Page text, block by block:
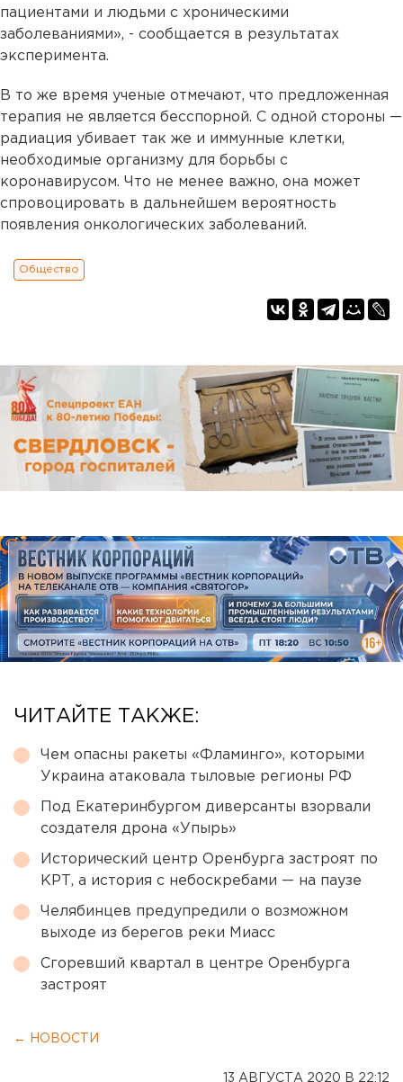
пациентами и людьми с хроническими
заболеваниями», - сообщается в результатах
эксперимента.
В то же время ученые отмечают, что предложенная
терапия не является бесспорной. С одной стороны —
радиация убивает так же и иммунные клетки,
необходимые организму для борьбы с
коронавирусом. Что не менее важно, она может
спровоцировать в дальнейшем вероятность
появления онкологических заболеваний.
Общество
ЧИТАЙТЕ ТАКЖЕ:
Чем опасны ракеты «Фламинго», которыми
Украина атаковала тыловые регионы РФ
Под Екатеринбургом диверсанты взорвали
создателя дрона «Упырь»
Исторический центр Оренбурга застроят по
КРТ, а история с небоскребами — на паузе
Челябинцев предупредили о возможном
выходе из берегов реки Миасс
Сгоревший квартал в центре Оренбурга
застроят
← НОВОСТИ
13 АВГУСТА 2020 В 22:12